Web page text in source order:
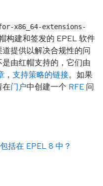
x86_64-extensions-
构建和签发的 EPEL 软件
提供以解决合规性的问
由红帽支持的，它们由
， 支持策略的链接。如果
在门户中创建一个 RFE 问
括在 EPEL 8 中？